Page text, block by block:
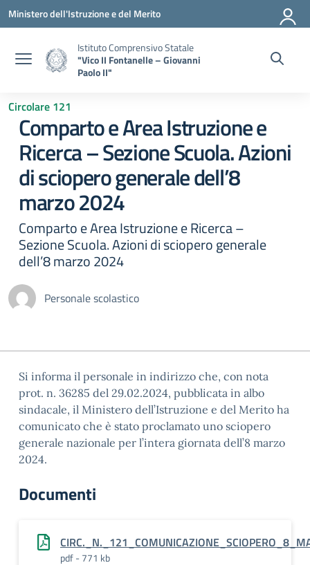
Vai ai contenuti
Vai al menu di navigazione
Vai al footer
Ministero dell'Istruzione e del Merito
Istituto Comprensivo Statale
"Vico II Fontanelle – Giovanni
Paolo II"
Circolare 121
Comparto e Area Istruzione e
Ricerca – Sezione Scuola. Azioni
di sciopero generale dell’8
marzo 2024
Comparto e Area Istruzione e Ricerca –
Sezione Scuola. Azioni di sciopero generale
dell’8 marzo 2024
Personale scolastico
Si informa il personale in indirizzo che, con nota
prot. n. 36285 del 29.02.2024, pubblicata in albo
sindacale, il Ministero dell’Istruzione e del Merito ha
comunicato che è stato proclamato uno sciopero
generale nazionale per l’intera giornata dell’8 marzo
2024.
Documenti
pdf - 771 kb